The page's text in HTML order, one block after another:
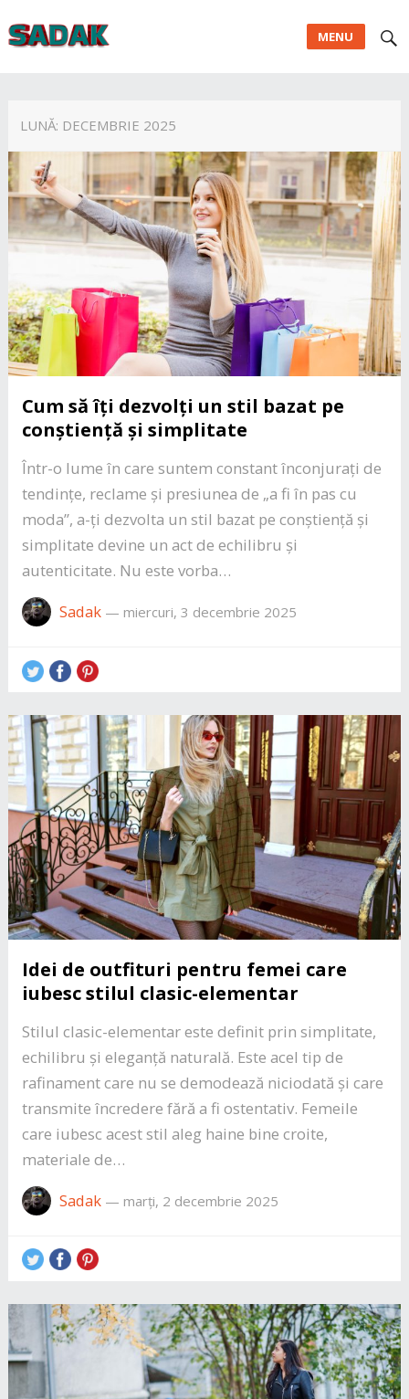
MENU
LUNĂ: DECEMBRIE 2025
Cum să îți dezvolți un stil bazat pe
conștiență și simplitate
Într-o lume în care suntem constant înconjurați de
tendințe, reclame și presiunea de „a fi în pas cu
moda”, a-ți dezvolta un stil bazat pe conștiență și
simplitate devine un act de echilibru și
autenticitate. Nu este vorba…
Sadak— miercuri, 3 decembrie 2025
Idei de outfituri pentru femei care
iubesc stilul clasic-elementar
Stilul clasic-elementar este definit prin simplitate,
echilibru și eleganță naturală. Este acel tip de
rafinament care nu se demodează niciodată și care
transmite încredere fără a fi ostentativ. Femeile
care iubesc acest stil aleg haine bine croite,
materiale de…
Sadak— marți, 2 decembrie 2025